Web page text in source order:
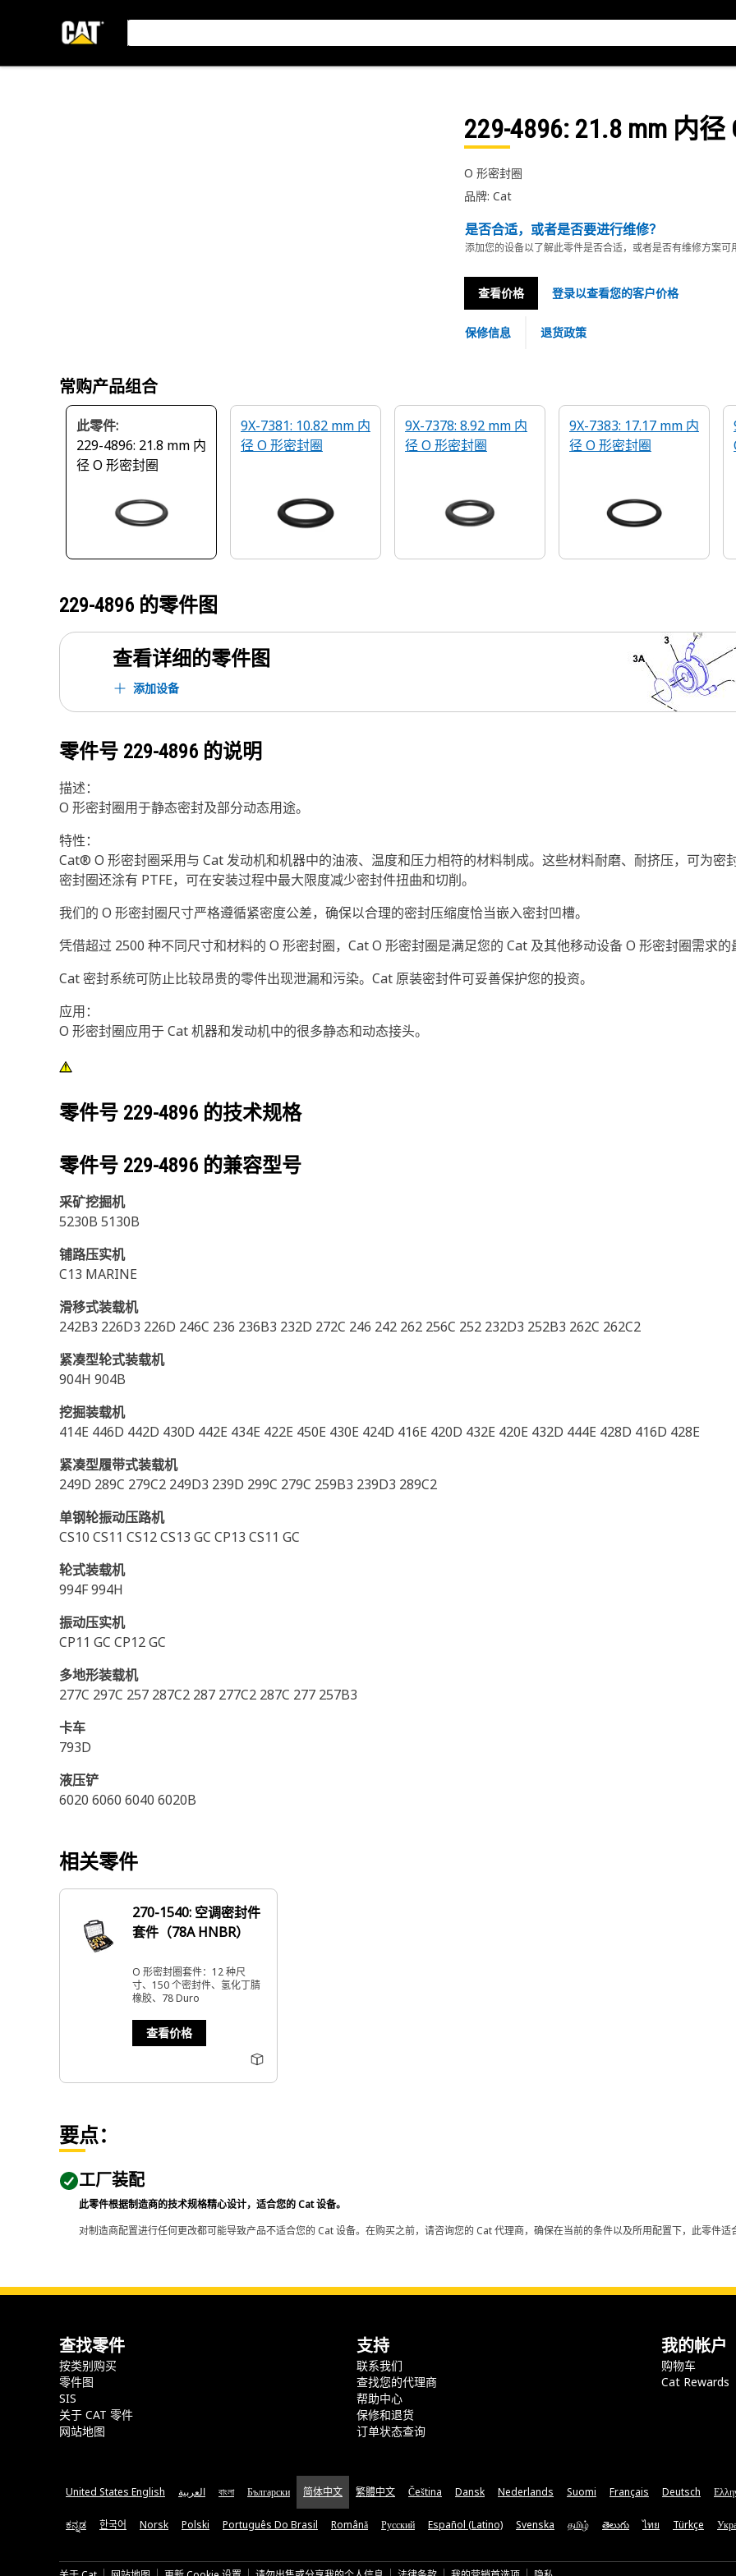
229-4896: 21.8 mm 内径
O 形密封圈
品牌: Cat
是否合适，或者是否要进行维修？
添加您的设备以了解此零件是否合适，或者是否有维修方案可
查看价格 登录以查看您的客户价格
保修信息 退货政策
常购产品组合
此零件:
229-4896: 21.8 mm 内
径 O 形密封圈
9X-7381: 10.82 mm 内
径 O 形密封圈
9X-7378: 8.92 mm 内
径 O 形密封圈
9X-7383: 17.17 mm 内
径 O 形密封圈
229-4896 的零件图
查看详细的零件图
添加设备
零件号 229-4896 的说明
描述：
O 形密封圈用于静态密封及部分动态用途。
特性：
Cat® O 形密封圈采用与 Cat 发动机和机器中的油液、温度和压力相符的材料制成。这些材料耐磨、耐挤压，可为密
密封圈还涂有 PTFE，可在安装过程中最大限度减少密封件扭曲和切削。
我们的 O 形密封圈尺寸严格遵循紧密度公差，确保以合理的密封压缩度恰当嵌入密封凹槽。
凭借超过 2500 种不同尺寸和材料的 O 形密封圈，Cat O 形密封圈是满足您的 Cat 及其他移动设备 O 形密封圈需求
Cat 密封系统可防止比较昂贵的零件出现泄漏和污染。Cat 原装密封件可妥善保护您的投资。
应用：
O 形密封圈应用于 Cat 机器和发动机中的很多静态和动态接头。
零件号 229-4896 的技术规格
零件号 229-4896 的兼容型号
采矿挖掘机
5230B 5130B
铺路压实机
C13 MARINE
滑移式装载机
242B3 226D3 226D 246C 236 236B3 232D 272C 246 242 262 256C 252 232D3 252B3 262C 262C2
紧凑型轮式装载机
904H 904B
挖掘装载机
414E 446D 442D 430D 442E 434E 422E 450E 430E 424D 416E 420D 432E 420E 432D 444E 428D 416D 428E
紧凑型履带式装载机
249D 289C 279C2 249D3 239D 299C 279C 259B3 239D3 289C2
单钢轮振动压路机
CS10 CS11 CS12 CS13 GC CP13 CS11 GC
轮式装载机
994F 994H
振动压实机
CP11 GC CP12 GC
多地形装载机
277C 297C 257 287C2 287 277C2 287C 277 257B3
卡车
793D
液压铲
6020 6060 6040 6020B
相关零件
270-1540: 空调密封件
套件（78A HNBR）
O 形密封圈套件：12 种尺
寸、150 个密封件、氢化丁腈
橡胶、78 Duro
查看价格
要点：
工厂装配
此零件根据制造商的技术规格精心设计，适合您的 Cat 设备。
对制造商配置进行任何更改都可能导致产品不适合您的 Cat 设备。在购买之前，请咨询您的 Cat 代理商，确保在当前的条件以及所用配置下，此零件
查找零件
按类别购买
零件图
SIS
关于 CAT 零件
网站地图
支持
联系我们
查找您的代理商
帮助中心
保修和退货
订单状态查询
我的帐户
购物车
Cat Rewards
United States English العربية বাংলা Български 简体中文 繁體中文 Čeština Dansk Nederlands Suomi Français Deutsch
ಕನ್ನಡ 한국어 Norsk Polski Português Do Brasil Română Русский Español (Latino) Svenska தமிழ் తెలుగు ไทย Türkçe